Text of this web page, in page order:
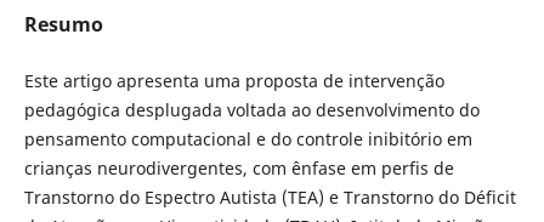
Resumo
Este artigo apresenta uma proposta de intervenção
pedagógica desplugada voltada ao desenvolvimento do
pensamento computacional e do controle inibitório em
crianças neurodivergentes, com ênfase em perfis de
Transtorno do Espectro Autista (TEA) e Transtorno do Déficit